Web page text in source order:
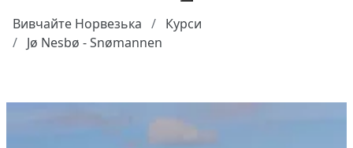
Вивчайте Норвезька
Курси
Jø Nesbø - Snømannen